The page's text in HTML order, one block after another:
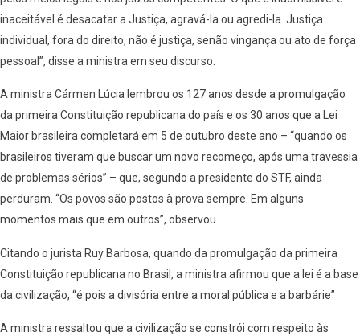
inaceitável é desacatar a Justiça, agravá-la ou agredi-la. Justiça
individual, fora do direito, não é justiça, senão vingança ou ato de força
pessoal”, disse a ministra em seu discurso.
A ministra Cármen Lúcia lembrou os 127 anos desde a promulgação
da primeira Constituição republicana do país e os 30 anos que a Lei
Maior brasileira completará em 5 de outubro deste ano – “quando os
brasileiros tiveram que buscar um novo recomeço, após uma travessia
de problemas sérios” – que, segundo a presidente do STF, ainda
perduram. “Os povos são postos à prova sempre. Em alguns
momentos mais que em outros”, observou.
Citando o jurista Ruy Barbosa, quando da promulgação da primeira
Constituição republicana no Brasil, a ministra afirmou que a lei é a base
da civilização, “é pois a divisória entre a moral pública e a barbárie”
A ministra ressaltou que a civilização se constrói com respeito às